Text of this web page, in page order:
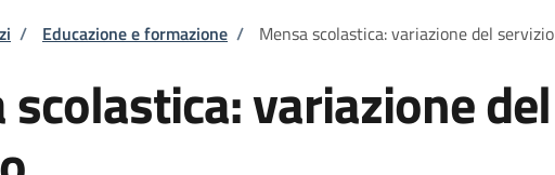
di pane
/ Educazione e formazione / Mensa scolastica: variazione del servizio
scolastica: variazione del